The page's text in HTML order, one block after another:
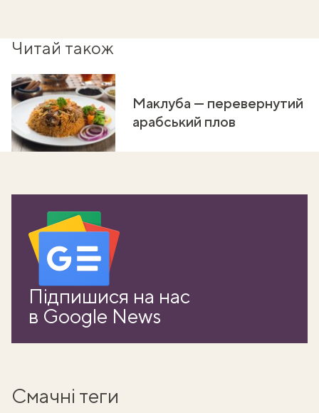
Читай також
Маклуба — перевернутий
арабський плов
Підпишися на нас
в Google News
Смачні теги